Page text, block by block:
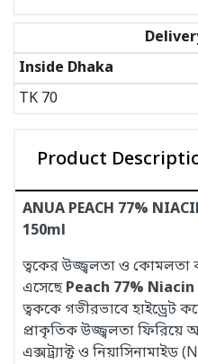
Inside Dhaka
TK 70
Product
ANUA PEACH 77%
150ml
ত্বকের উজ্জ্বলতা ও কোমলতা
এসেছেPeach 77%
ত্বককে গভীরভাবে হাইড্রেট
প্রাকৃতিক উজ্জ্বলতা
এক্সট্র্যাক্ট ও নিয়াসিনামাইড